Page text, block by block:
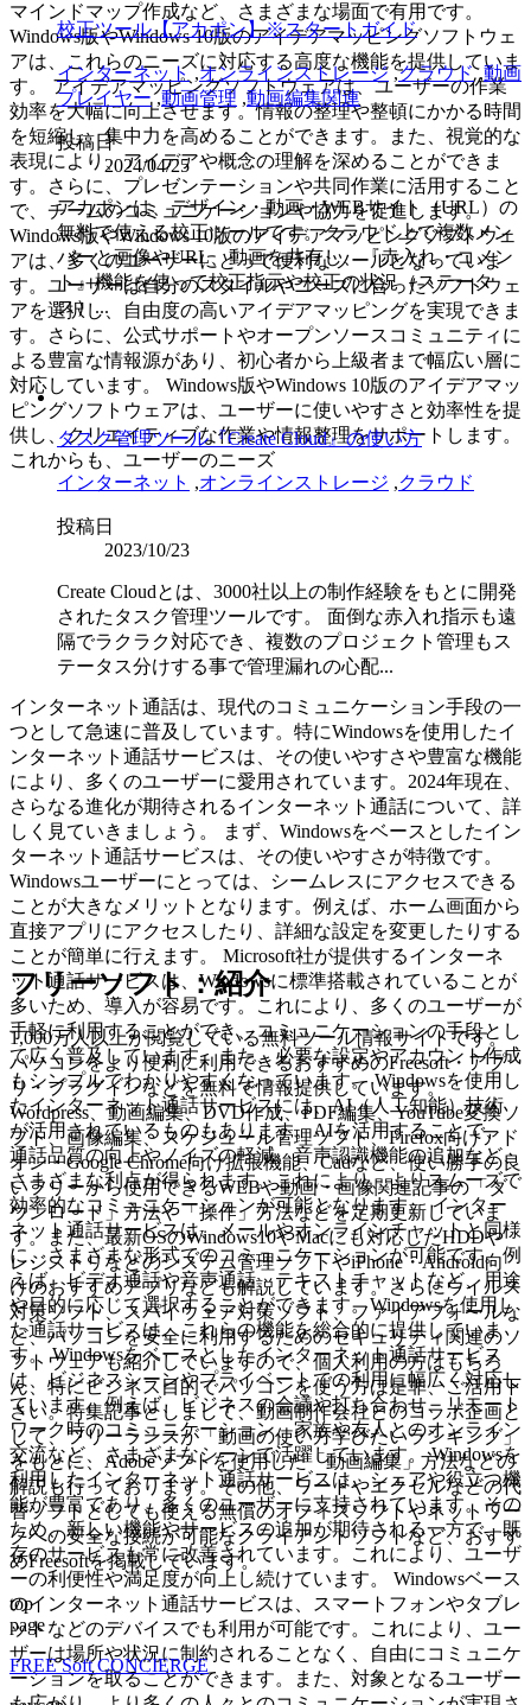
マインドマップ作成など、さまざまな場面で有用です。
Windows版やWindows 10版のアイデアマッピングソフトウェ
アは、これらのニーズに対応する高度な機能を提供していま
す。 アイデアマッピングソフトウェアは、ユーザーの作業
効率を大幅に向上させます。情報の整理や整頓にかかる時間
を短縮し、集中力を高めることができます。また、視覚的な
表現により、アイデアや概念の理解を深めることができま
す。さらに、プレゼンテーションや共同作業に活用すること
で、チームのコミュニケーションや協力を促進します。
Windows版やWindows 10版のアイデアマッピングソフトウェ
アは、多くのユーザーにとって便利なツールとなっていま
す。ユーザーは自分のスタイルやニーズに合ったソフトウェ
アを選択し、自由度の高いアイデアマッピングを実現できま
す。さらに、公式サポートやオープンソースコミュニティに
よる豊富な情報源があり、初心者から上級者まで幅広い層に
対応しています。 Windows版やWindows 10版のアイデアマッ
ピングソフトウェアは、ユーザーに使いやすさと効率性を提
供し、クリエイティブな作業や情報整理をサポートします。
これからも、ユーザーのニーズ
インターネット通話は、現代のコミュニケーション手段の一
つとして急速に普及しています。特にWindowsを使用したイ
ンターネット通話サービスは、その使いやすさや豊富な機能
により、多くのユーザーに愛用されています。2024年現在、
さらなる進化が期待されるインターネット通話について、詳
しく見ていきましょう。 まず、Windowsをベースとしたイン
ターネット通話サービスは、その使いやすさが特徴です。
Windowsユーザーにとっては、シームレスにアクセスできる
ことが大きなメリットとなります。例えば、ホーム画面から
直接アプリにアクセスしたり、詳細な設定を変更したりする
ことが簡単に行えます。 Microsoft社が提供するインターネ
ット通話サービスは、Windowsに標準搭載されていることが
多いため、導入が容易です。これにより、多くのユーザーが
手軽に利用することができ、コミュニケーションの手段とし
て広く普及しています。また、必要な設定やアカウント作成
もシンプルでわかりやすくなっています。 Windowsを使用し
たインターネット通話サービスには、AI（人工知能）技術
が活用されているものもあります。AIを活用することで、
通話品質の向上やノイズの軽減、音声認識機能の追加など、
さまざまな利点が得られます。これにより、よりスムーズで
効率的なコミュニケーションが可能となります。 インター
ネット通話サービスは、メールやオンラインチャットと同様
に、さまざまな形式でのコミュニケーションが可能です。例
えば、ビデオ通話や音声通話、テキストチャットなど、用途
や目的に応じて選択することができます。Windowsを使用し
た通話サービスは、これらの機能を総合的に提供していま
す。 Windowsをベースとしたインターネット通話サービス
は、ビジネスシーンやプライベートでの利用に幅広く対応し
ています。例えば、ビジネスの会議や打ち合わせ、リモート
ワーク時のコミュニケーション、家族や友人とのオンライン
交流など、さまざまなシーンで活躍しています。 Windowsを
利用したインターネット通話サービスは、シェアや役立つ機
能が豊富であり、多くのユーザーに支持されています。その
ため、新しい機能やサービスの追加が期待される一方で、既
存のサービスも常に改善されています。これにより、ユーザ
ーの利便性や満足度が向上し続けています。 Windowsベース
のインターネット通話サービスは、スマートフォンやタブレ
ットなどのデバイスでも利用が可能です。これにより、ユー
ザーは場所や状況に制約されることなく、自由にコミュニケ
ーションを取ることができます。また、対象となるユーザー
校正ツール【アカポン】※スタートガイド
インターネット ,オンラインストレージ ,クラウド,動画
プレイヤー,動画管理 ,動画編集関連
投稿日
2024/04/25
アカポンは、デザイン・動画・WEBサイト（URL）の
無料で使える校正ツールです。クラウド上で複数メン
バーと画像やURL、動画を共有し、『赤入れ・コメン
ト』機能を使って校正指示や校正の状況（ステータ
ス）...
タスク管理ツール『Create Cloud』の使い方
インターネット ,オンラインストレージ ,クラウド
投稿日
2023/10/23
Create Cloudとは、3000社以上の制作経験をもとに開発
されたタスク管理ツールです。 面倒な赤入れ指示も遠
隔でラクラク対応でき、複数のプロジェクト管理もス
テータス分けする事で管理漏れの心配...
フリーソフト：紹介
1,000万人以上が閲覧している無料ツール情報サイトです。
パソコンをより便利に利用できるおすすめのFreesoft・アプ
リ・プラグインなどを無料で情報提供しています。
Wordpress、動画編集、DVD作成、PDF編集、YouTube変換ソ
フト、画像編集、スケジュール管理ソフト、Firefox向けアド
オン・Google Chrome向け拡張機能、Cadなど、使い勝手の良
いフリーから使用できるWEBや動画・画像関連記事の「ダ
ウンロード」方法や「操作」方法などを定期更新していま
す。また、最新OSのWindows10やMacにも対応したHDDや
レジストリなどのシステム管理ソフトやiPhone・Android向
けのおすすめアプリなども解説しています。さらにウイルス
対策ソフト、スパイウェア対策ソフト、ファイアフォールな
ど、パソコンを安全に利用するためのセキュリティ関連のソ
フトウェアも紹介していますので、個人利用の方はもちろ
ん、特にビジネス目的でパソコンを使う方は是非、ご活用下
さい。特集記事としまして、動画制作会社とのコラボ企画と
して、フリーランスが「動画の使い方学びたいランキング」
をもとに、Adobeソフトを使用した「動画編集」方法などの
解説も行っております。その他、ワードやエクセルなどの代
替ソフトとしても使える無償のオフィスソフトやネットワー
クへの安全な接続が可能なクライアントソフトなど、おすす
めFreesoftを掲載しています。
top
page
FREE Soft CONCIERGE